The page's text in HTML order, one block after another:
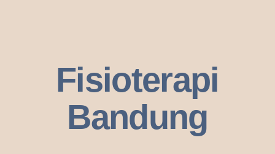
Fisioterapi
Bandung